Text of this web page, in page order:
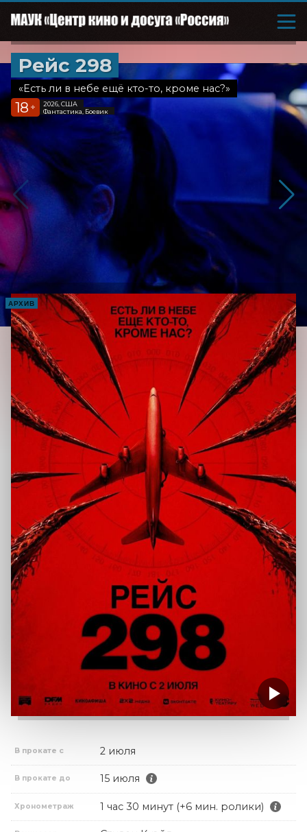
Рейс 298
«Есть ли в небе ещё кто-то, кроме нас?»
18 +
2026, США
Фантастика, Боевик
АРХИВ
В прокате с 2 июля
В прокате до 15 июля
Хронометраж 1 час 30 минут (+6 мин. ролики)